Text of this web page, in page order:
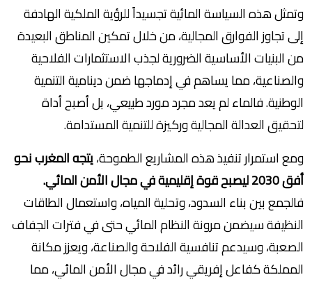
وتمثل هذه السياسة المائية تجسيداً للرؤية الملكية الهادفة
إلى تجاوز الفوارق المجالية، من خلال تمكين المناطق البعيدة
من البنيات الأساسية الضرورية لجذب الاستثمارات الفلاحية
والصناعية، مما يساهم في إدماجها ضمن دينامية التنمية
الوطنية. فالماء لم يعد مجرد مورد طبيعي، بل أصبح أداة
لتحقيق العدالة المجالية وركيزة للتنمية المستدامة.
ومع استمرار تنفيذ هذه المشاريع الطموحة،يتجه المغرب نحو
أفق 2030 ليصبح قوة إقليمية في مجال الأمن المائي.
فالجمع بين بناء السدود، وتحلية المياه، واستعمال الطاقات
النظيفة سيضمن مرونة النظام المائي حتى في فترات الجفاف
الصعبة، وسيدعم تنافسية الفلاحة والصناعة، ويعزز مكانة
المملكة كفاعل إفريقي رائد في مجال الأمن المائي، مما